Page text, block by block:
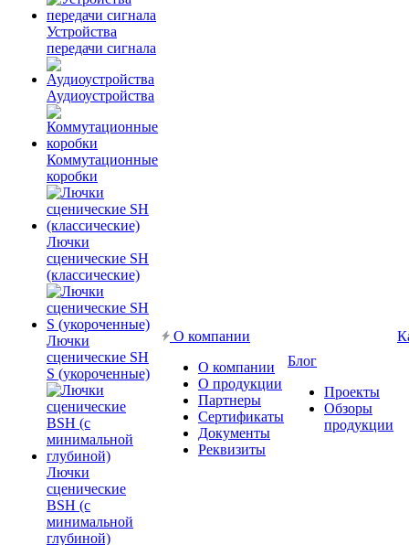
Устройства
передачи сигнала
Аудиоустройства
Коммутационные
коробки
Лючки
сценические SH
(классические)
Лючки
сценические SH
S (укороченные)
Лючки
сценические
BSH (с
минимальной
глубиной)
О компании
О компании
О продукции
Партнеры
Сертификаты
Документы
Реквизиты
Блог
Проекты
Обзоры
продукции